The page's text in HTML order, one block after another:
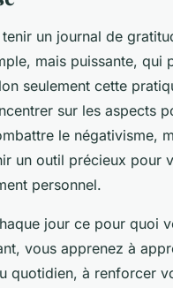
tenir un journal de
mais puissante, qui
seulement cette
sur les aspects
le négativisme,
un outil précieux pour
personnel.
jour ce pour quoi
vous apprenez à
quotidien, à renforcer